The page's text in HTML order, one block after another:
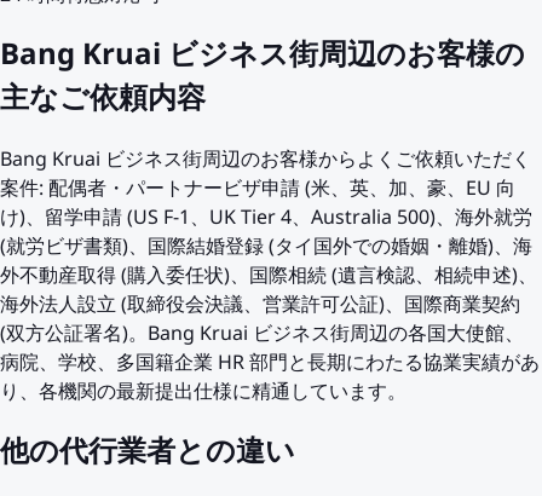
Bang Kruai ビジネス街周辺のお客様の
主なご依頼内容
Bang Kruai ビジネス街周辺のお客様からよくご依頼いただく
案件: 配偶者・パートナービザ申請 (米、英、加、豪、EU 向
け)、留学申請 (US F-1、UK Tier 4、Australia 500)、海外就労
(就労ビザ書類)、国際結婚登録 (タイ国外での婚姻・離婚)、海
外不動産取得 (購入委任状)、国際相続 (遺言検認、相続申述)、
海外法人設立 (取締役会決議、営業許可公証)、国際商業契約
(双方公証署名)。Bang Kruai ビジネス街周辺の各国大使館、
病院、学校、多国籍企業 HR 部門と長期にわたる協業実績があ
り、各機関の最新提出仕様に精通しています。
他の代行業者との違い